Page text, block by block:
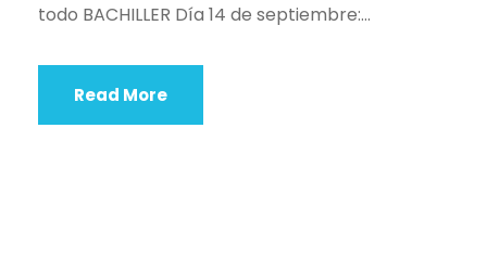
todo BACHILLER Día 14 de septiembre:...
Read More